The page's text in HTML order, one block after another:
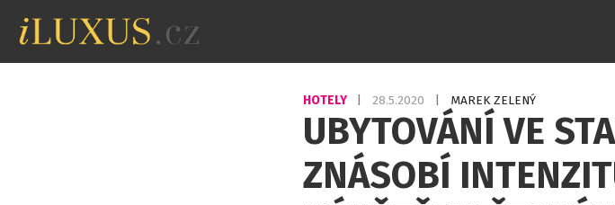
HOTELY 28.5.2020 MAREK ZELENÝ
UBYTOVÁNÍ VE
ZNÁSOBÍ